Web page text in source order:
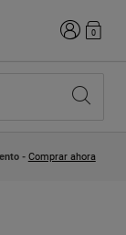
Iniciar0
- Comprar ahora